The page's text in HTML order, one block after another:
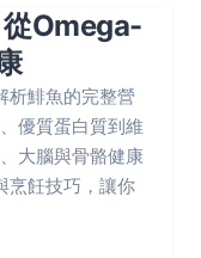
Omega-
析鯡魚的完整營
優質蛋白質到維
大腦與骨骼健康
烹飪技巧，讓你